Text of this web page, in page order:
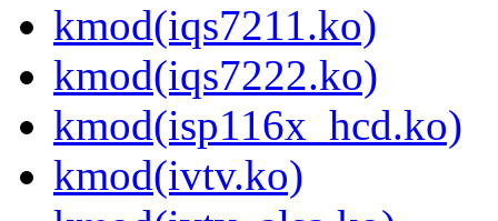
kmod(iqs7211.ko)
kmod(iqs7222.ko)
kmod(isp116x_hcd.ko)
kmod(ivtv.ko)